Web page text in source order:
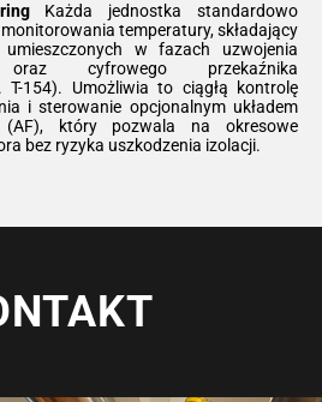
Każda jednostka standardowo
temperatury, składający
w fazach uzwojenia
cyfrowego przekaźnika
T-154). Umożliwia to ciągłą kontrolę
i sterowanie opcjonalnym układem
(AF), który pozwala na okresowe
bez ryzyka uszkodzenia izolacji.